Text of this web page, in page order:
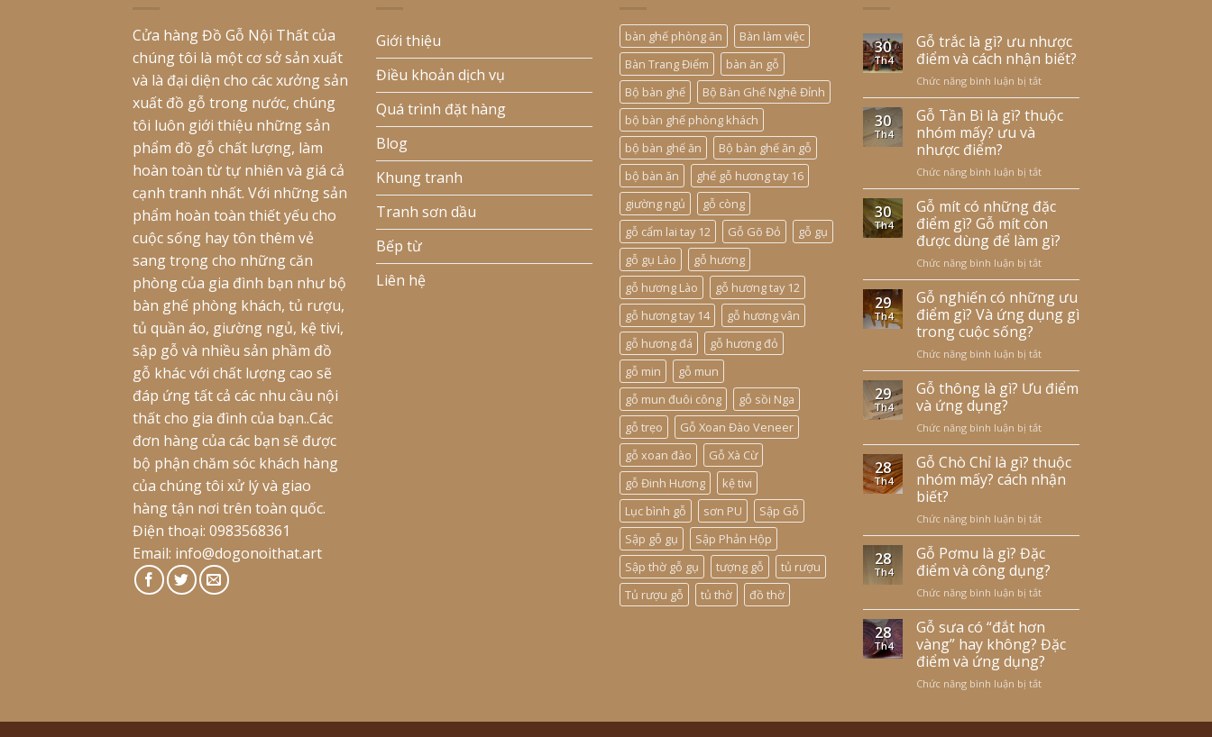
Cửa hàng Đồ Gỗ Nội Thất của
chúng tôi là một cơ sở sản xuất
và là đại diện cho các xưởng sản
xuất đồ gỗ trong nước, chúng
tôi luôn giới thiệu những sản
phẩm đồ gỗ chất lượng, làm
hoàn toàn từ tự nhiên và giá cả
cạnh tranh nhất. Với những sản
phẩm hoàn toàn thiết yếu cho
cuộc sống hay tôn thêm vẻ
sang trọng cho những căn
phòng của gia đình bạn như bộ
bàn ghế phòng khách, tủ rượu,
tủ quần áo, giường ngủ, kệ tivi,
sập gỗ và nhiều sản phầm đồ
gỗ khác với chất lượng cao sẽ
đáp ứng tất cả các nhu cầu nội
thất cho gia đình của bạn..Các
đơn hàng của các bạn sẽ được
bộ phận chăm sóc khách hàng
của chúng tôi xử lý và giao
hàng tận nơi trên toàn quốc.
Điện thoại: 0983568361
Email: info@dogonoithat.art
Giới thiệu
Điều khoản dịch vụ
Quá trình đặt hàng
Blog
Khung tranh
Tranh sơn dầu
Bếp từ
Liên hệ
bàn ghế phòng ăn
Bàn làm việc
Bàn Trang Điểm
bàn ăn gỗ
Bộ bàn ghế
Bộ Bàn Ghế Nghê Đỉnh
bộ bàn ghế phòng khách
bộ bàn ghế ăn
Bộ bàn ghế ăn gỗ
bộ bàn ăn
ghế gỗ hương tay 16
giường ngủ
gỗ còng
gỗ cẩm lai tay 12
Gỗ Gõ Đỏ
gỗ gụ
gỗ gụ Lào
gỗ hương
gỗ hương Lào
gỗ hương tay 12
gỗ hương tay 14
gỗ hương vân
gỗ hương đá
gỗ hương đỏ
gỗ min
gỗ mun
gỗ mun đuôi công
gỗ sồi Nga
gỗ trẹo
Gỗ Xoan Đào Veneer
gỗ xoan đào
Gỗ Xà Cừ
gỗ Đinh Hương
kệ tivi
Lục bình gỗ
sơn PU
Sập Gỗ
Sập gỗ gụ
Sập Phản Hộp
Sập thờ gỗ gụ
tượng gỗ
tủ rượu
Tủ rượu gỗ
tủ thờ đồ thờ
30
Th4
Gỗ trắc là gì? ưu nhược
điểm và cách nhận biết?
Chức năng bình luận bị tắt
Gỗ
trắc
điểm
và
cách
nhận
biết?
30
Th4
Gỗ Tần Bì là gì? thuộc
nhóm mấy? ưu và
nhược điểm?
Chức năng bình luận bị tắt
Gỗ
Tần
Bì
là
gì?
nhóm
mấy?
ưu
và
30
Th4
Gỗ mít có những đặc
điểm gì? Gỗ mít còn
được dùng để làm gì?
Chức năng bình luận bị tắt
Gỗ
mít
có
những
gì?
Gỗ
dùng
để
làm
gì?
29
Th4
Gỗ nghiến có những ưu
điểm gì? Và ứng dụng gì
trong cuộc sống?
Chức năng bình luận bị tắt
Gỗ
nghiến
điểm
gì?
Và
ứng
trong
cuộc
sống?
29
Th4
Gỗ thông là gì? Ưu điểm
và ứng dụng?
Chức năng bình luận bị tắt
Gỗ
thông
là
gì?
và
ứng
dụng?
28
Th4
Gỗ Chò Chỉ là gì? thuộc
nhóm mấy? cách nhận
biết?
Chức năng bình luận bị tắt
Gỗ
Chò
Chỉ
là
thuộc
nhóm
mấy?
cách
28
Th4
Gỗ Pơmu là gì? Đặc
điểm và công dụng?
Chức năng bình luận bị tắt
Gỗ
Pơmu
là
gì?
28
Th4
Gỗ sưa có “đắt hơn
vàng” hay không? Đặc
điểm và ứng dụng?
Chức năng bình luận bị tắt